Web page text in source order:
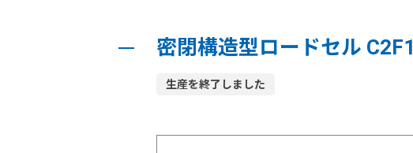
密閉構造型ロードセル C2F1
生産を終了しました